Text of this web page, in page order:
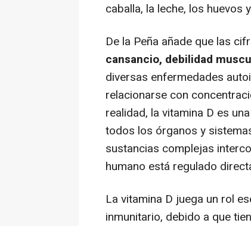
caballa, la leche, los huevos
De la Peña añade que las
cansancio, debilidad
diversas enfermedades
relacionarse con
realidad, la vitamina D es
todos los órganos y
sustancias complejas
humano está regulado
La vitamina D juega un rol
inmunitario, debido a que